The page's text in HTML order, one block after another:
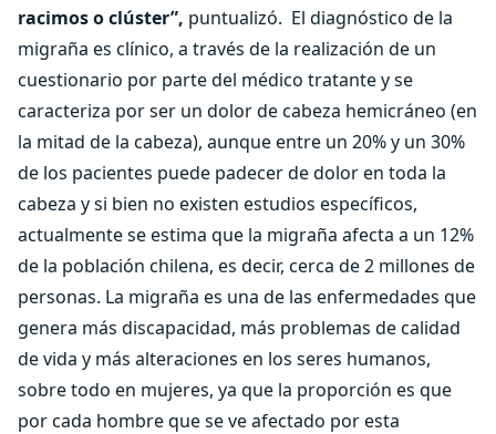
racimos o clúster”, puntualizó. El diagnóstico de la
migraña es clínico, a través de la realización de un
cuestionario por parte del médico tratante y se
caracteriza por ser un dolor de cabeza hemicráneo (en
la mitad de la cabeza), aunque entre un 20% y un 30%
de los pacientes puede padecer de dolor en toda la
cabeza y si bien no existen estudios específicos,
actualmente se estima que la migraña afecta a un 12%
de la población chilena, es decir, cerca de 2 millones de
personas. La migraña es una de las enfermedades que
genera más discapacidad, más problemas de calidad
de vida y más alteraciones en los seres humanos,
sobre todo en mujeres, ya que la proporción es que
por cada hombre que se ve afectado por esta